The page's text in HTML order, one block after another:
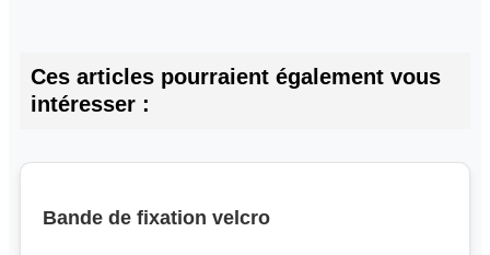
Ces articles pourraient également vous
intéresser :
Bande de fixation velcro